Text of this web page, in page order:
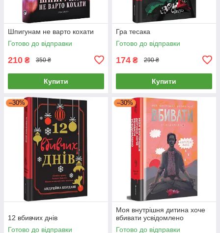
Шпигунам не варто кохати
Готово до відправки
210 ₴ 350 ₴
Купити
Гра тесака
Готово до відправки
174 ₴ 290 ₴
Купити
–30%
12 вбивчих днів
Готово до відправки
–30%
Моя внутрішня дитина хоче
вбивати усвідомлено
Готово до відправки